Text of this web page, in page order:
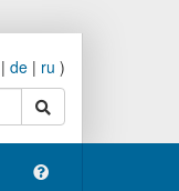
| de | ru )
поиск